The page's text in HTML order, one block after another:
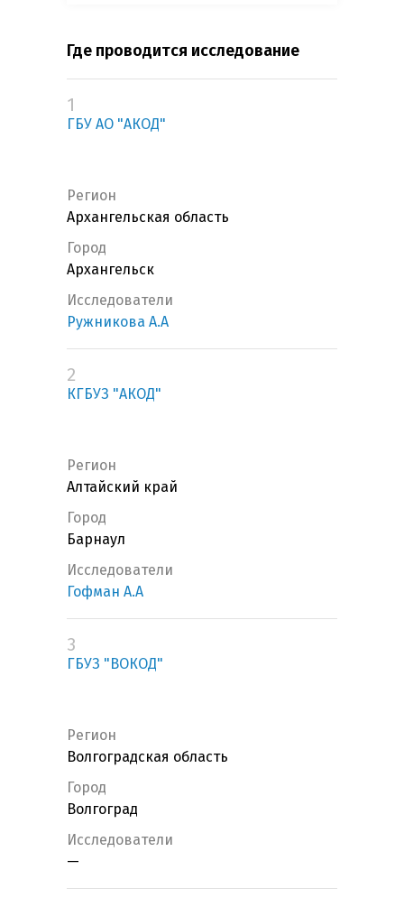
Где проводится исследование
1
ГБУ АО "АКОД"
Регион
Архангельская область
Город
Архангельск
Исследователи
Ружникова А.А
2
КГБУЗ "АКОД"
Регион
Алтайский край
Город
Барнаул
Исследователи
Гофман А.А
3
ГБУЗ "ВОКОД"
Регион
Волгоградская область
Город
Волгоград
Исследователи
—